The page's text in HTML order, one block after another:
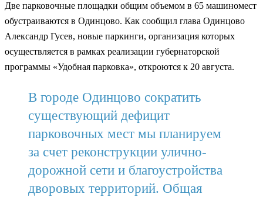
Две парковочные площадки общим объемом в 65 машиномест
обустраиваются в Одинцово. Как сообщил глава Одинцово
Александр Гусев, новые паркинги, организация которых
осуществляется в рамках реализации губернаторской
программы «Удобная парковка», откроются к 20 августа.
В городе Одинцово сократить
существующий дефицит
парковочных мест мы планируем
за счет реконструкции улично-
дорожной сети и благоустройства
дворовых территорий. Общая